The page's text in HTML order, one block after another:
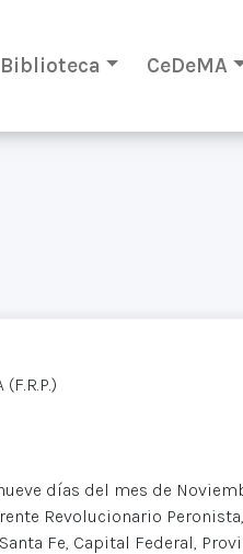
Biblioteca CeDeMA
(F.R.P.)
días del mes de
Revolucionario
Fe, Capital Federal,